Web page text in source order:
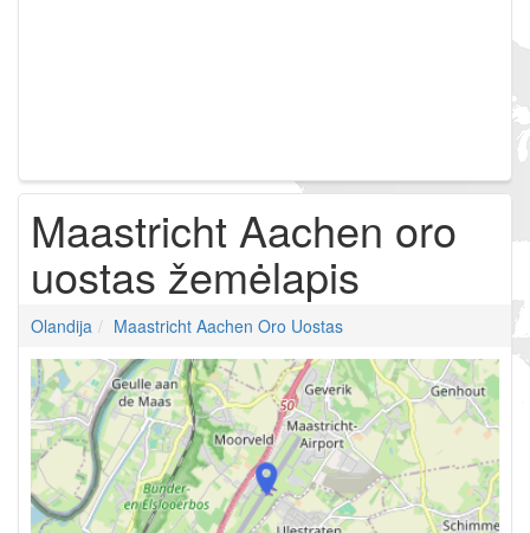
Maastricht Aachen oro
uostas žemėlapis
Olandija Maastricht Aachen Oro Uostas